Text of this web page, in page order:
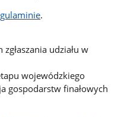
.
udziału w
wojewódzkiego
gospodarstw finałowych